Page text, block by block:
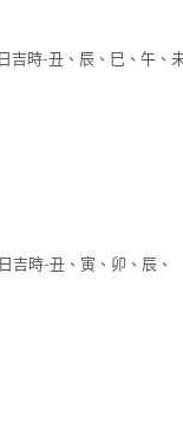
吉時-丑、辰、巳、午、
吉時-丑、寅、卯、辰、